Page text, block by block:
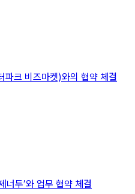
크 비즈마켓)와의 협약 체결
너두’와 업무 협약 체결